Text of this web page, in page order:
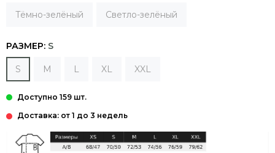
Тёмно-зелёный Светло-зелёный
РАЗМЕР: S
S M L XL XXL
Доставка: от 1 до 3 недель